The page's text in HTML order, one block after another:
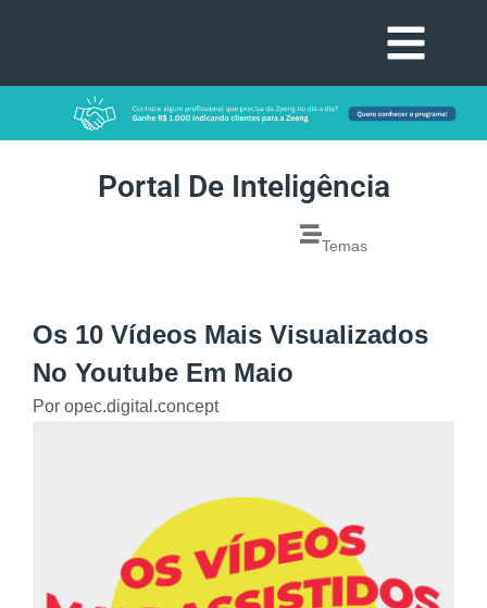
Portal De Inteligência
Temas
Os 10 Vídeos Mais Visualizados
No Youtube Em Maio
Por opec.digital.concept